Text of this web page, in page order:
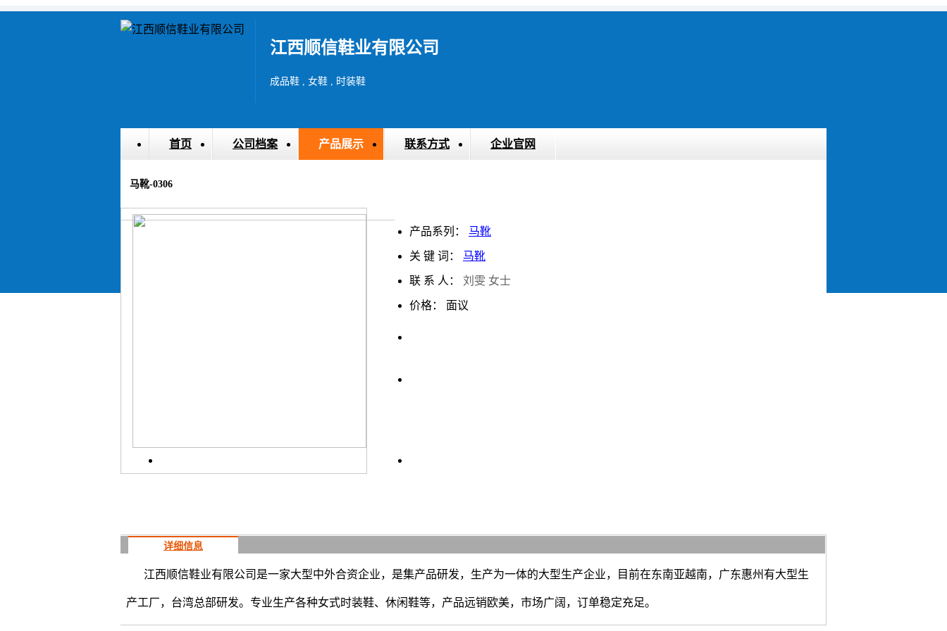
江西顺信鞋业有限公司
成品鞋 , 女鞋 , 时装鞋
首页 公司档案 产品展示 联系方式 企业官网
马靴-0306
产品系列： 马靴
关 键 词： 马靴
联 系 人： 刘雯 女士
价格： 面议
详细信息
江西顺信鞋业有限公司是一家大型中外合资企业，是集产品研发，生产为一体的大型生产企业，目前在东南亚越南，广东惠州有大型生
产工厂，台湾总部研发。专业生产各种女式时装鞋、休闲鞋等，产品远销欧美，市场广阔，订单稳定充足。